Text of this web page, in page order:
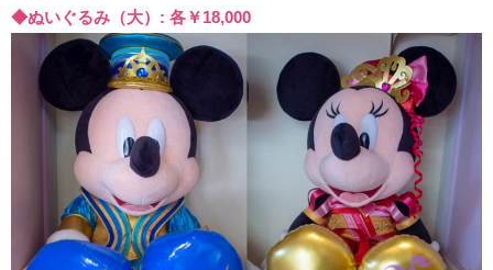
◆ぬいぐるみ（大）: 各￥18,000